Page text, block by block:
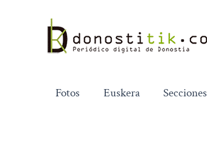
contenido
Fotos Euskera Secciones